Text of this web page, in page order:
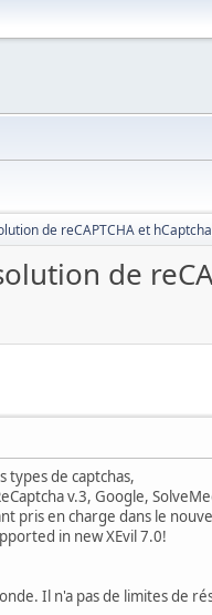
de reCAPTCHA et
de
types de captchas,
v.3, Google,
pris en charge dans le
in new XEvil 7.0!
Il n'a pas de limites de